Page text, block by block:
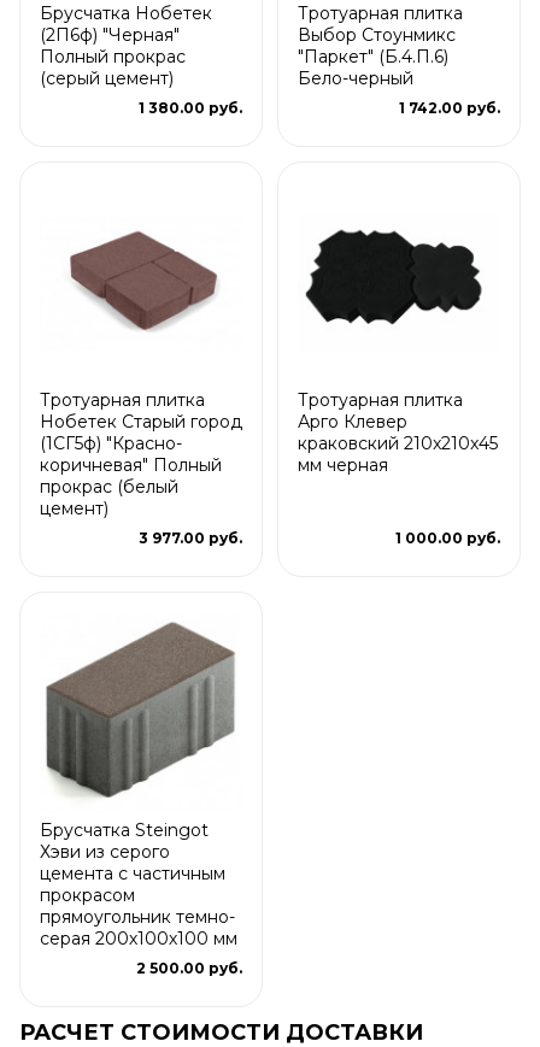
Брусчатка Нобетек
(2П6ф) "Черная"
Полный прокрас
(серый цемент)
1 380.00 руб.
Тротуарная плитка
Выбор Стоунмикс
"Паркет" (Б.4.П.6)
Бело-черный
1 742.00 руб.
Тротуарная плитка
Нобетек Старый город
(1СГ5ф) "Красно-
коричневая" Полный
прокрас (белый
цемент)
3 977.00 руб.
Тротуарная плитка
Арго Клевер
краковский 210x210x45
мм черная
1 000.00 руб.
Брусчатка Steingot
Хэви из серого
цемента с частичным
прокрасом
прямоугольник темно-
серая 200х100х100 мм
2 500.00 руб.
РАСЧЕТ СТОИМОСТИ ДОСТАВКИ